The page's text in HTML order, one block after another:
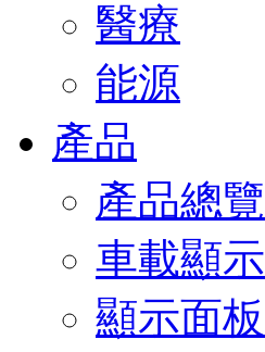
醫療
能源
產品
產品總覽
車載顯示
顯示面板